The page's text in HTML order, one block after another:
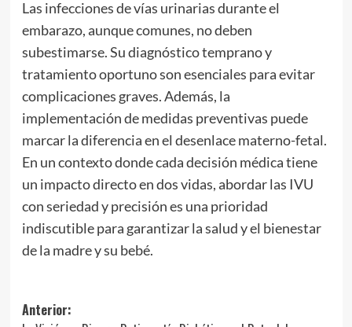
Las infecciones de vías urinarias durante el
embarazo, aunque comunes, no deben
subestimarse. Su diagnóstico temprano y
tratamiento oportuno son esenciales para evitar
complicaciones graves. Además, la
implementación de medidas preventivas puede
marcar la diferencia en el desenlace materno-fetal.
En un contexto donde cada decisión médica tiene
un impacto directo en dos vidas, abordar las IVU
con seriedad y precisión es una prioridad
indiscutible para garantizar la salud y el bienestar
de la madre y su bebé.
Navegación
Anterior: